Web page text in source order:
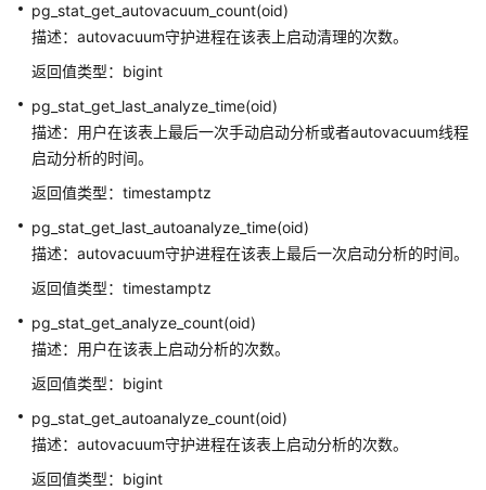
态
函
和
操
作
符
返
回
集
函
数
件
表
pg_stat_get_autovacuum_count(oid)
描述：autovacuum守护进程在该表上启动清理的次数。
返回值类型：bigint
pg_stat_get_last_analyze_time(oid)
描述：用户在该表上最后一次手动启动分析或者autovacuum线程
启动分析的时间。
返回值类型：timestamptz
pg_stat_get_last_autoanalyze_time(oid)
描述：autovacuum守护进程在该表上最后一次启动分析的时间。
返回值类型：timestamptz
pg_stat_get_analyze_count(oid)
描述：用户在该表上启动分析的次数。
返回值类型：bigint
pg_stat_get_autoanalyze_count(oid)
描述：autovacuum守护进程在该表上启动分析的次数。
返回值类型：bigint